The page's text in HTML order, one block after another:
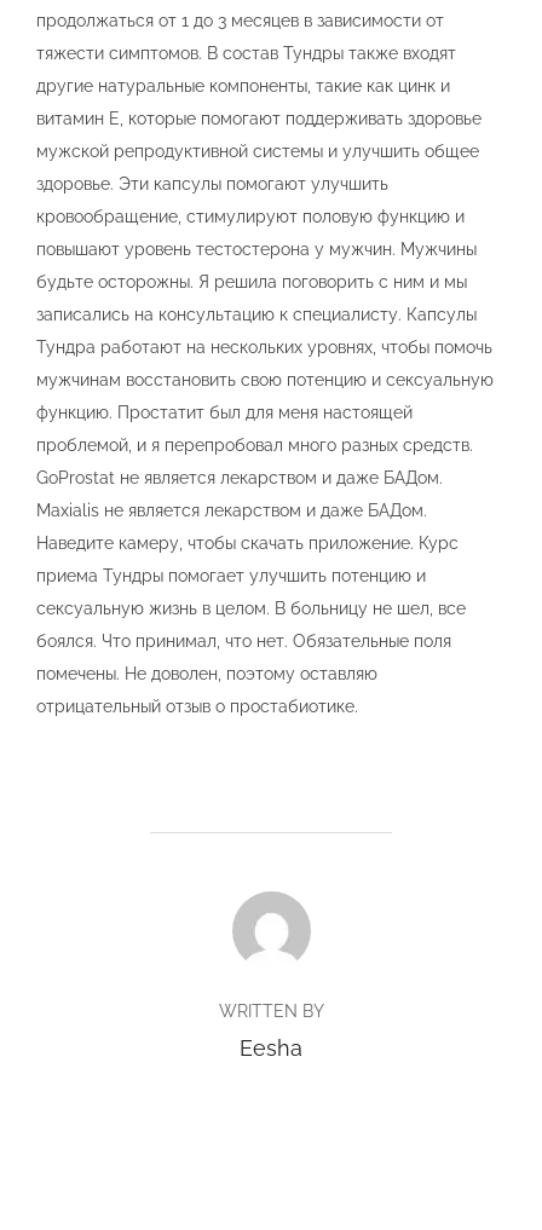
продолжаться от 1 до 3 месяцев в зависимости от
тяжести симптомов. В состав Тундры также входят
другие натуральные компоненты, такие как цинк и
витамин Е, которые помогают поддерживать здоровье
мужской репродуктивной системы и улучшить общее
здоровье. Эти капсулы помогают улучшить
кровообращение, стимулируют половую функцию и
повышают уровень тестостерона у мужчин. Мужчины
будьте осторожны. Я решила поговорить с ним и мы
записались на консультацию к специалисту. Капсулы
Тундра работают на нескольких уровнях, чтобы помочь
мужчинам восстановить свою потенцию и сексуальную
функцию. Простатит был для меня настоящей
проблемой, и я перепробовал много разных средств.
GoProstat не является лекарством и даже БАДом.
Maxialis не является лекарством и даже БАДом.
Наведите камеру, чтобы скачать приложение. Курс
приема Тундры помогает улучшить потенцию и
сексуальную жизнь в целом. В больницу не шел, все
боялся. Что принимал, что нет. Обязательные поля
помечены. Не доволен, поэтому оставляю
отрицательный отзыв о простабиотике.
POST AUTHOR
WRITTEN BY
Eesha